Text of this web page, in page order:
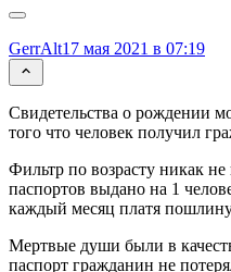
GerrAlt17 мая 2021 в 07:19
Свидетельства о рождении
того что человек получил
Фильтр по возрасту никак не
паспортов выдано на 1
каждый месяц платя
Мертвые души были в
паспорт гражданин не